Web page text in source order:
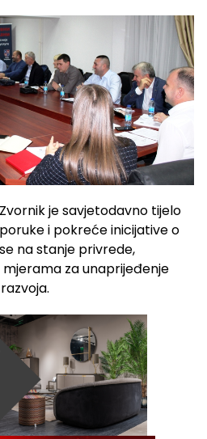
je savjetodavno tijelo
i pokreće inicijative o
na stanje privrede,
za unaprijeđenje